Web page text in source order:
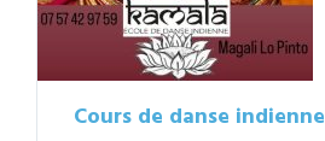
Cours de danse indienne